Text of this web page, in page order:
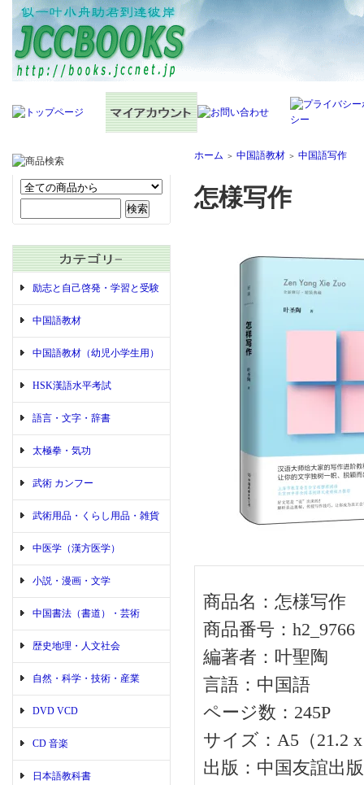
励志と自己啓発・学習と受験
中国語教材
中国語教材（幼児小学生用）
HSK漢語水平考試
語言・文字・辞書
太極拳・気功
武術 カンフー
武術用品・くらし用品・雑貨
中医学（漢方医学）
小説・漫画・文学
中国書法（書道）・芸術
歴史地理・人文社会
自然・科学・技術・産業
DVD VCD
CD 音楽
日本語教科書
ホーム ＞ 中国語教材 ＞ 中国語写作
怎様写作
商品名：怎様写作
商品番号：h2_9766
編著者：叶聖陶
言語：中国語
ページ数：245P
サイズ：A5（21.2
出版：中国友誼出